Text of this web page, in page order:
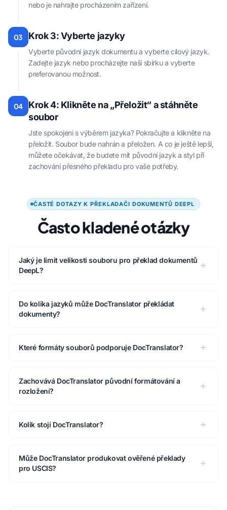
nebo je nahrajte procházením zařízení.
03 Krok 3: Vyberte jazyky
Vyberte původní jazyk dokumentu a vyberte cílový jazyk.
Zadejte jazyk nebo procházejte naši sbírku a vyberte
preferovanou možnost.
04
Krok 4: Klikněte na „Přeložit“ a stáhněte
soubor
Jste spokojeni s výběrem jazyka? Pokračujte a klikněte na
přeložit. Soubor bude nahrán a přeložen. A co je ještě lepší,
můžete očekávat, že budete mít původní jazyk a styl při
zachování přesného překladu pro vaše potřeby.
ČASTÉ DOTAZY K PŘEKLADAČI DOKUMENTŮ DEEPL
Často kladené otázky
Jaký je limit velikosti souboru pro překlad dokumentů
DeepL?
Do kolika jazyků může DocTranslator překládat
dokumenty?
Které formáty souborů podporuje DocTranslator?
Zachovává DocTranslator původní formátování a
rozložení?
Kolik stojí DocTranslator?
Může DocTranslator produkovat ověřené překlady
pro USCIS?